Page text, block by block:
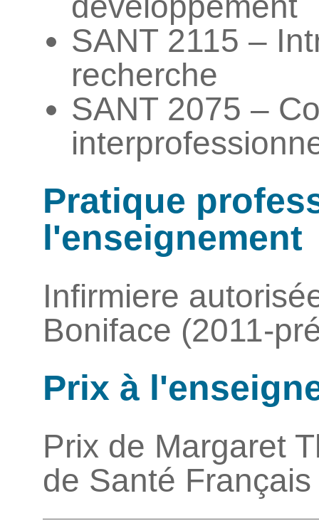
SANT 2115 –
recherche
SANT 2075 –
Pratique
l'enseignement
Infirmiere
Boniface (2011-
Prix à
Prix de Margaret
de Santé